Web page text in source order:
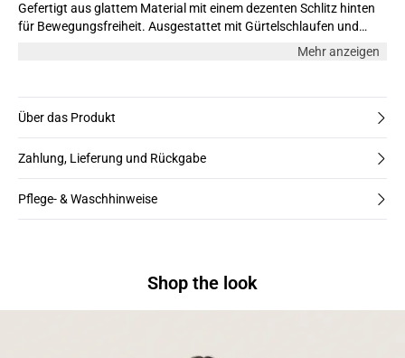
Gefertigt aus glattem Material mit einem dezenten Schlitz hinten
für Bewegungsfreiheit. Ausgestattet mit Gürtelschlaufen und
Mehr anzeigen
Über das Produkt
Zahlung, Lieferung und Rückgabe
Pflege- & Waschhinweise
Shop the look